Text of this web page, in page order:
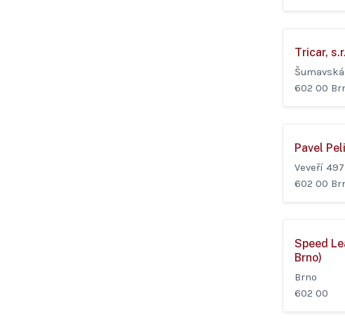
Tricar,
602 00
Pavel
Veveří
602 00
Speed
Brno)
Brno
602 00